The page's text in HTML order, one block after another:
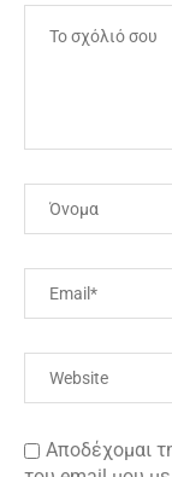
Αποδέχομαι